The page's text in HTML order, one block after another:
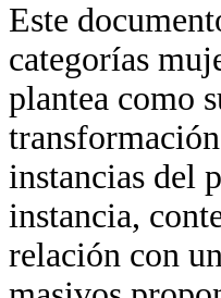
Este
categorías
plantea como
instancias del
instancia,
relación con